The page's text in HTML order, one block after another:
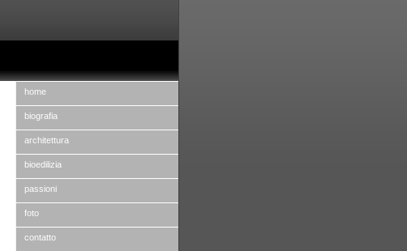
home
biografia
architettura
bioedilizia
passioni
foto
contatto